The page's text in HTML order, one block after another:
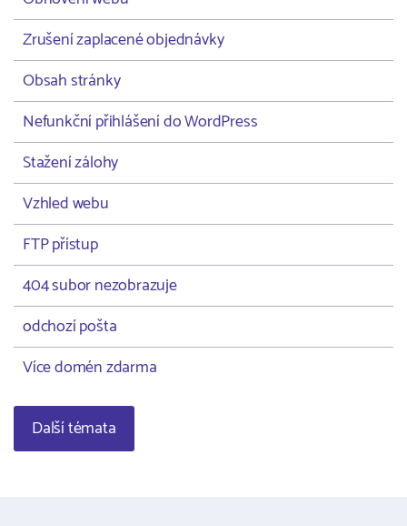
Zrušení zaplacené objednávky
Obsah stránky
Nefunkční přihlášení do WordPress
Stažení zálohy
Vzhled webu
FTP přístup
404 subor nezobrazuje
odchozí pošta
Více domén zdarma
Další témata